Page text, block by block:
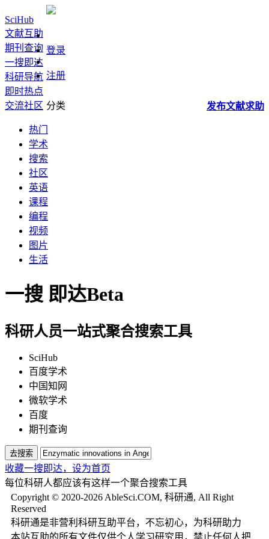
SciHub
文献互助
期刊查询
一搜即达
科研导航
即时热点
交流社区
登录
注册
发布文献求助
分类
热门
学术
搜索
社区
英语
课程
编程
视频
图片
生活
一搜 即达Beta
科研人员一站式聚合搜索工具
SciHub
百度学术
中国知网
微软学术
百度
期刊查询
去搜索
收藏一搜即达， 设为首页
每位科研人都应该有这样一个聚合搜索工具
Copyright © 2020-2026 AbleSci.COM, 科研通, All Right
Reserved
科研通是非营利科研互助平台，不忘初心，为科研助力
本站互助的所有文件仅供个人学习研究用，禁止任何人把